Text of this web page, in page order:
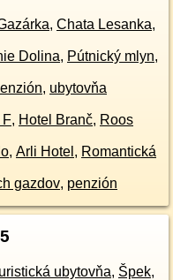
, Chata Lesanka,
Dolina, Pútnický mlyn,
, ubytovňa
F, Hotel Branč, Roos
, Arli Hotel , Romantická
gazdov, penzión
ubytovňa, Špek,